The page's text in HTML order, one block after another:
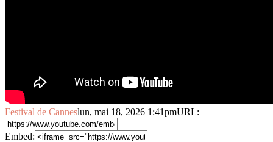
Festival de Canneslun, mai 18, 2026 1:41pmURL:
Embed: